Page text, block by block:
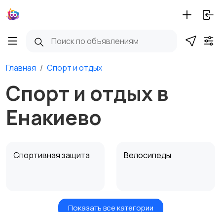
Главная Спорт и отдых
Спорт и отдых в
Енакиево
Спортивная защита Велосипеды
Показать все категории